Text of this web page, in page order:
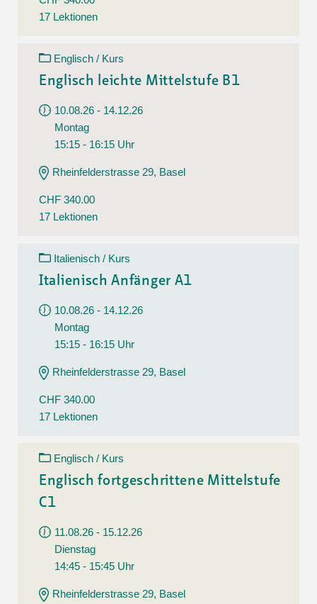
17 Lektionen
Englisch / Kurs
Englisch leichte Mittelstufe B1
10.08.26 - 14.12.26
Montag
15:15 - 16:15 Uhr
Rheinfelderstrasse 29, Basel
CHF 340.00
17 Lektionen
Italienisch / Kurs
Italienisch Anfänger A1
10.08.26 - 14.12.26
Montag
15:15 - 16:15 Uhr
Rheinfelderstrasse 29, Basel
CHF 340.00
17 Lektionen
Englisch / Kurs
Englisch fortgeschrittene Mittelstufe
C1
11.08.26 - 15.12.26
Dienstag
14:45 - 15:45 Uhr
Rheinfelderstrasse 29, Basel